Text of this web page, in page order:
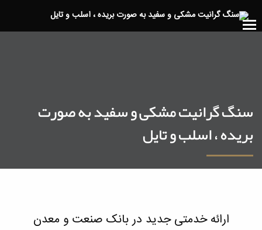
سنگ گرانیت مشکی و سفید به صورت
بریده ، اسلب و تایل
ارائه خدمتی جدید در بانک صنعت و معدن